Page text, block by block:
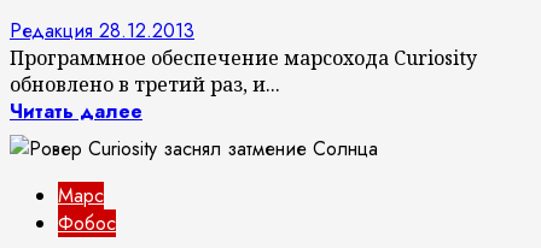
Редакция 28.12.2013
Программное обеспечение марсохода Curiosity
обновлено в третий раз, и...
Читать далее
Марс
Фобос